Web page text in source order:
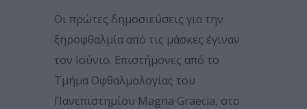
Οι πρώτες δημοσιεύσεις για την
ξηροφθαλμία από τις μάσκες έγιναν
τον Ιούνιο. Επιστήμονες από το
Τμήμα Οφθαλμολογίας του
Πανεπιστημίου Magna Graecia, στο